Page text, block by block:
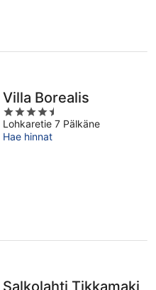
Villa Borealis
4.5
out
of
Lohkaretie 7 Pälkäne
Hae hinnat
Salkolahti Tikkamaki